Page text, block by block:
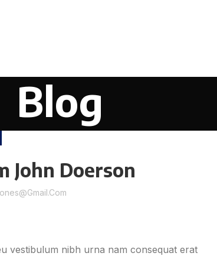
Blog
John Doerson
vestibulum nibh urna nam consequat erat